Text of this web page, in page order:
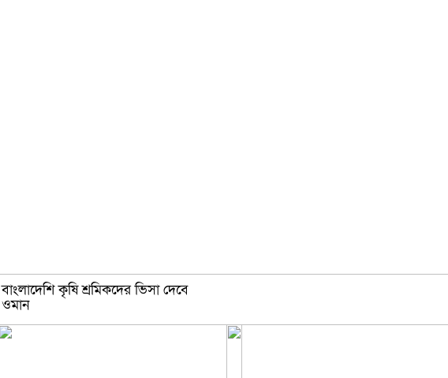
বাংলাদেশি কৃষি শ্রমিকদের ভিসা দেবে
ওমান